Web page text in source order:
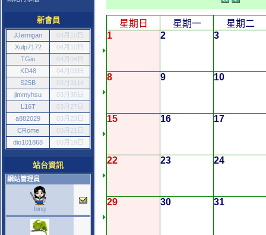
新會員
JJernigan
04月10日
Xulp7172
04月10日
TGiu
04月04日
KD48
04月03日
S25B
03月31日
jimmyhsu
03月30日
L16T
03月27日
a882029
03月23日
CRome
03月21日
dio101868
03月19日
站台資訊
網站管理員
bing
星期日 星期一
星期二
1
2 3
8 9 10
15 16 17
22 23 24
29 30 31